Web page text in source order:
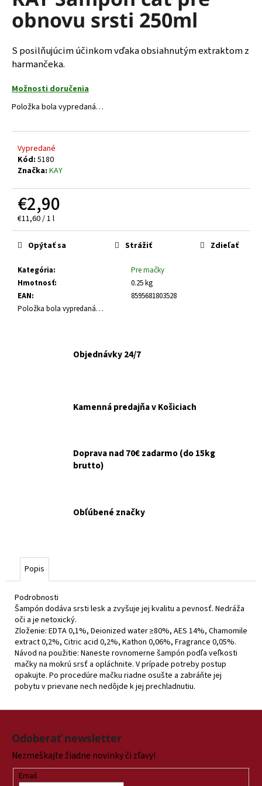
z
hviezdičiek.
obnovu srsti 250ml
S posilňujúcim účinkom vďaka obsiahnutým extraktom z
harmančeka.
Možnosti doručenia
Položka bola vypredaná…
Vypredané
Kód: 5180
Značka: KAY
€2,90
Jednotková
cena:
€11,60 / 1 l
Kategória:
Pre mačky
Hmotnosť:
0.25 kg
EAN:
8595681803528
Položka bola vypredaná…
Opýtať sa Strážiť Zdieľať
Objednávky 24/7
Kamenná predajňa v Košiciach
Doprava nad 70€ zadarmo (do 15kg
brutto)
Obľúbené značky
Popis
Podrobnosti
Šampón dodáva srsti lesk a zvyšuje jej kvalitu a pevnosť. Nedráža
oči a je netoxický.
Zloženie: EDTA 0,1%, Deionized water ≥80%, AES 14%, Chamomile
extract 0,2%, Citric acid 0,2%, Kathon 0,06%, Fragrance 0,05%.
Návod na použitie: Naneste rovnomerne šampón podľa veľkosti
mačky na mokrú srsť a opláchnite. V prípade potreby postup
opakujte. Po procedúre mačku riadne osušte a zabráňte jej
pobytu v prievane nech nedôjde k jej prechladnutiu.
á
j
s
ť
HĽADAŤ
O
d
p
o
ú
a
m
e
Z
Odoberať newsletter
Nezmeškajte žiadne novinky či zľavy!
Email